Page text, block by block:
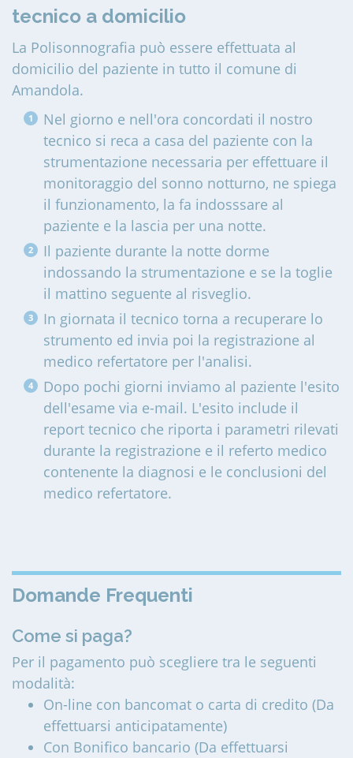
tecnico a domicilio
La Polisonnografia può essere effettuata al
domicilio del paziente in tutto il comune di
Amandola.
Nel giorno e nell'ora concordati il nostro
tecnico si reca a casa del paziente con la
strumentazione necessaria per effettuare il
monitoraggio del sonno notturno, ne spiega
il funzionamento, la fa indosssare al
paziente e la lascia per una notte.
Il paziente durante la notte dorme
indossando la strumentazione e se la toglie
il mattino seguente al risveglio.
In giornata il tecnico torna a recuperare lo
strumento ed invia poi la registrazione al
medico refertatore per l'analisi.
Dopo pochi giorni inviamo al paziente l'esito
dell'esame via e-mail. L'esito include il
report tecnico che riporta i parametri rilevati
durante la registrazione e il referto medico
contenente la diagnosi e le conclusioni del
medico refertatore.
Domande Frequenti
Come si paga?
Per il pagamento può scegliere tra le seguenti
modalità:
On-line con bancomat o carta di credito (Da
effettuarsi anticipatamente)
Con Bonifico bancario (Da effettuarsi